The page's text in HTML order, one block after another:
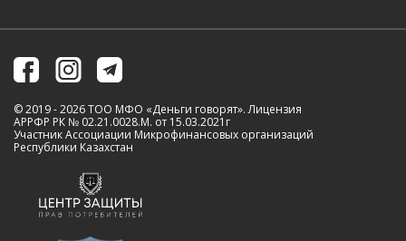
© 2019 - 2026 ТОО МФО «Деньги говорят». Лицензия
АРРФР РК № 02.21.0028.M. от 15.03.2021г
Участник Ассоциации Микрофинансовых организаций
Республики Казахстан